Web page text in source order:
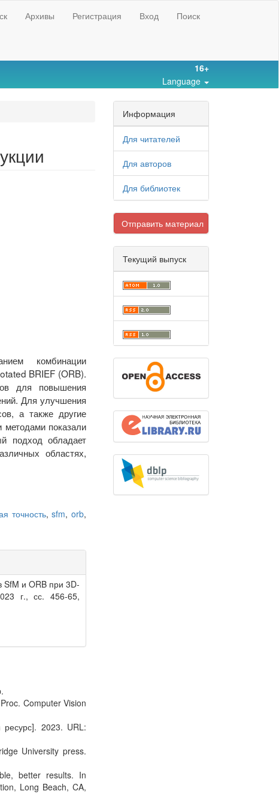
Архивы Регистрация Вход Поиск
16+
Language
комбинации
BRIEF (ORB).
для повышения
Для улучшения
а также другие
методами показали
подход обладает
областях,
точность,sfm,orb,
и ORB при 3D-
г., сс. 456-65,
Computer Vision
2023. URL:
University press.
better results. In
Long Beach, CA,
Информация
Для читателей
Для авторов
Для библиотек
Отправить материал
Текущий выпуск